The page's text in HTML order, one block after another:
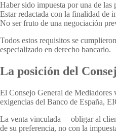
Haber sido impuesta por una de las
Estar redactada con la finalidad de
No ser fruto de una negociación
Todos estos requisitos se
especializado en derecho bancario.
La posición del
El Consejo General de Mediadores
exigencias del Banco de España,
La venta vinculada —obligar al
de su preferencia, no con la